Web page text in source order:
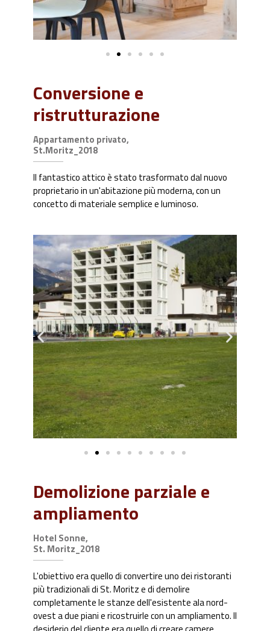
Conversione e
ristrutturazione
Appartamento privato,
St.Moritz_2018
Il fantastico attico è stato trasformato dal nuovo
proprietario in un'abitazione più moderna, con un
concetto di materiale semplice e luminoso.
Demolizione parziale e
ampliamento
Hotel Sonne,
St. Moritz_2018
L'obiettivo era quello di convertire uno dei ristoranti
più tradizionali di St. Moritz e di demolire
completamente le stanze dell'esistente ala nord-
ovest a due piani e ricostruirle con un ampliamento. Il